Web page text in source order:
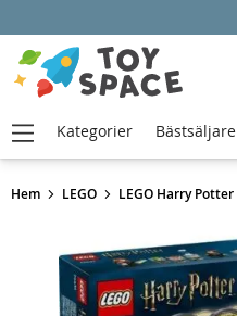
Hem LEGO LEGO Harry Potter
Kategorier Bästsäljare